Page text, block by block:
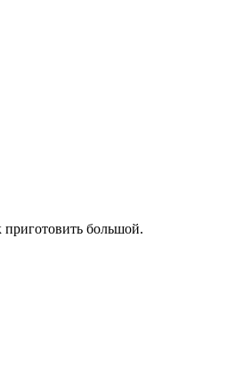
приготовить большой.